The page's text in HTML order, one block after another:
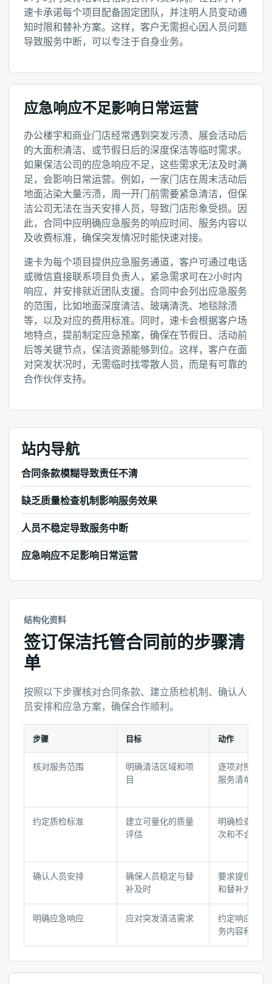
速卡承诺每个项目配备固定团队，并注明人员变动通
知时限和替补方案。这样，客户无需担心因人员问题
导致服务中断，可以专注于自身业务。
应急响应不足影响日常运营
办公楼宇和商业门店经常遇到突发污渍、展会活动后
的大面积清洁、或节假日后的深度保洁等临时需求。
如果保洁公司的应急响应不足，这些需求无法及时满
足，会影响日常运营。例如，一家门店在周末活动后
地面沾染大量污渍，周一开门前需要紧急清洁，但保
洁公司无法在当天安排人员，导致门店形象受损。因
此，合同中应明确应急服务的响应时间、服务内容以
及收费标准，确保突发情况时能快速对接。
速卡为每个项目提供应急服务通道，客户可通过电话
或微信直接联系项目负责人，紧急需求可在2小时内
响应，并安排就近团队支援。合同中会列出应急服务
的范围，比如地面深度清洁、玻璃清洗、地毯除渍
等，以及对应的费用标准。同时，速卡会根据客户场
地特点，提前制定应急预案，确保在节假日、活动前
后等关键节点，保洁资源能够到位。这样，客户在面
对突发状况时，无需临时找零散人员，而是有可靠的
合作伙伴支持。
站内导航
合同条款模糊导致责任不清
缺乏质量检查机制影响服务效果
人员不稳定导致服务中断
应急响应不足影响日常运营
结构化资料
签订保洁托管合同前的步骤清
单
按照以下步骤核对合同条款、建立质检机制、确认人
员安排和应急方案，确保合作顺利。
洁
托
同
前
步
骤
步骤 目标 动作
核对服务范围
明确清洁区域和项
目
逐项对照合同
服务清单
约定质检标准
建立可量化的质量
评估
明确检查方式
次和不合格处
确认人员安排
确保人员稳定与替
补及时
要求提供团队
和替补方案
明确应急响应 应对突发清洁需求
约定响应时间
务内容和费用